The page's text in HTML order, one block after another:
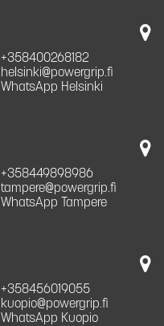
+358400268182
helsinki@powergrip.fi
WhatsApp Helsinki
+358449898986
tampere@powergrip.fi
WhatsApp Tampere
+358456019055
kuopio@powergrip.fi
WhatsApp Kuopio